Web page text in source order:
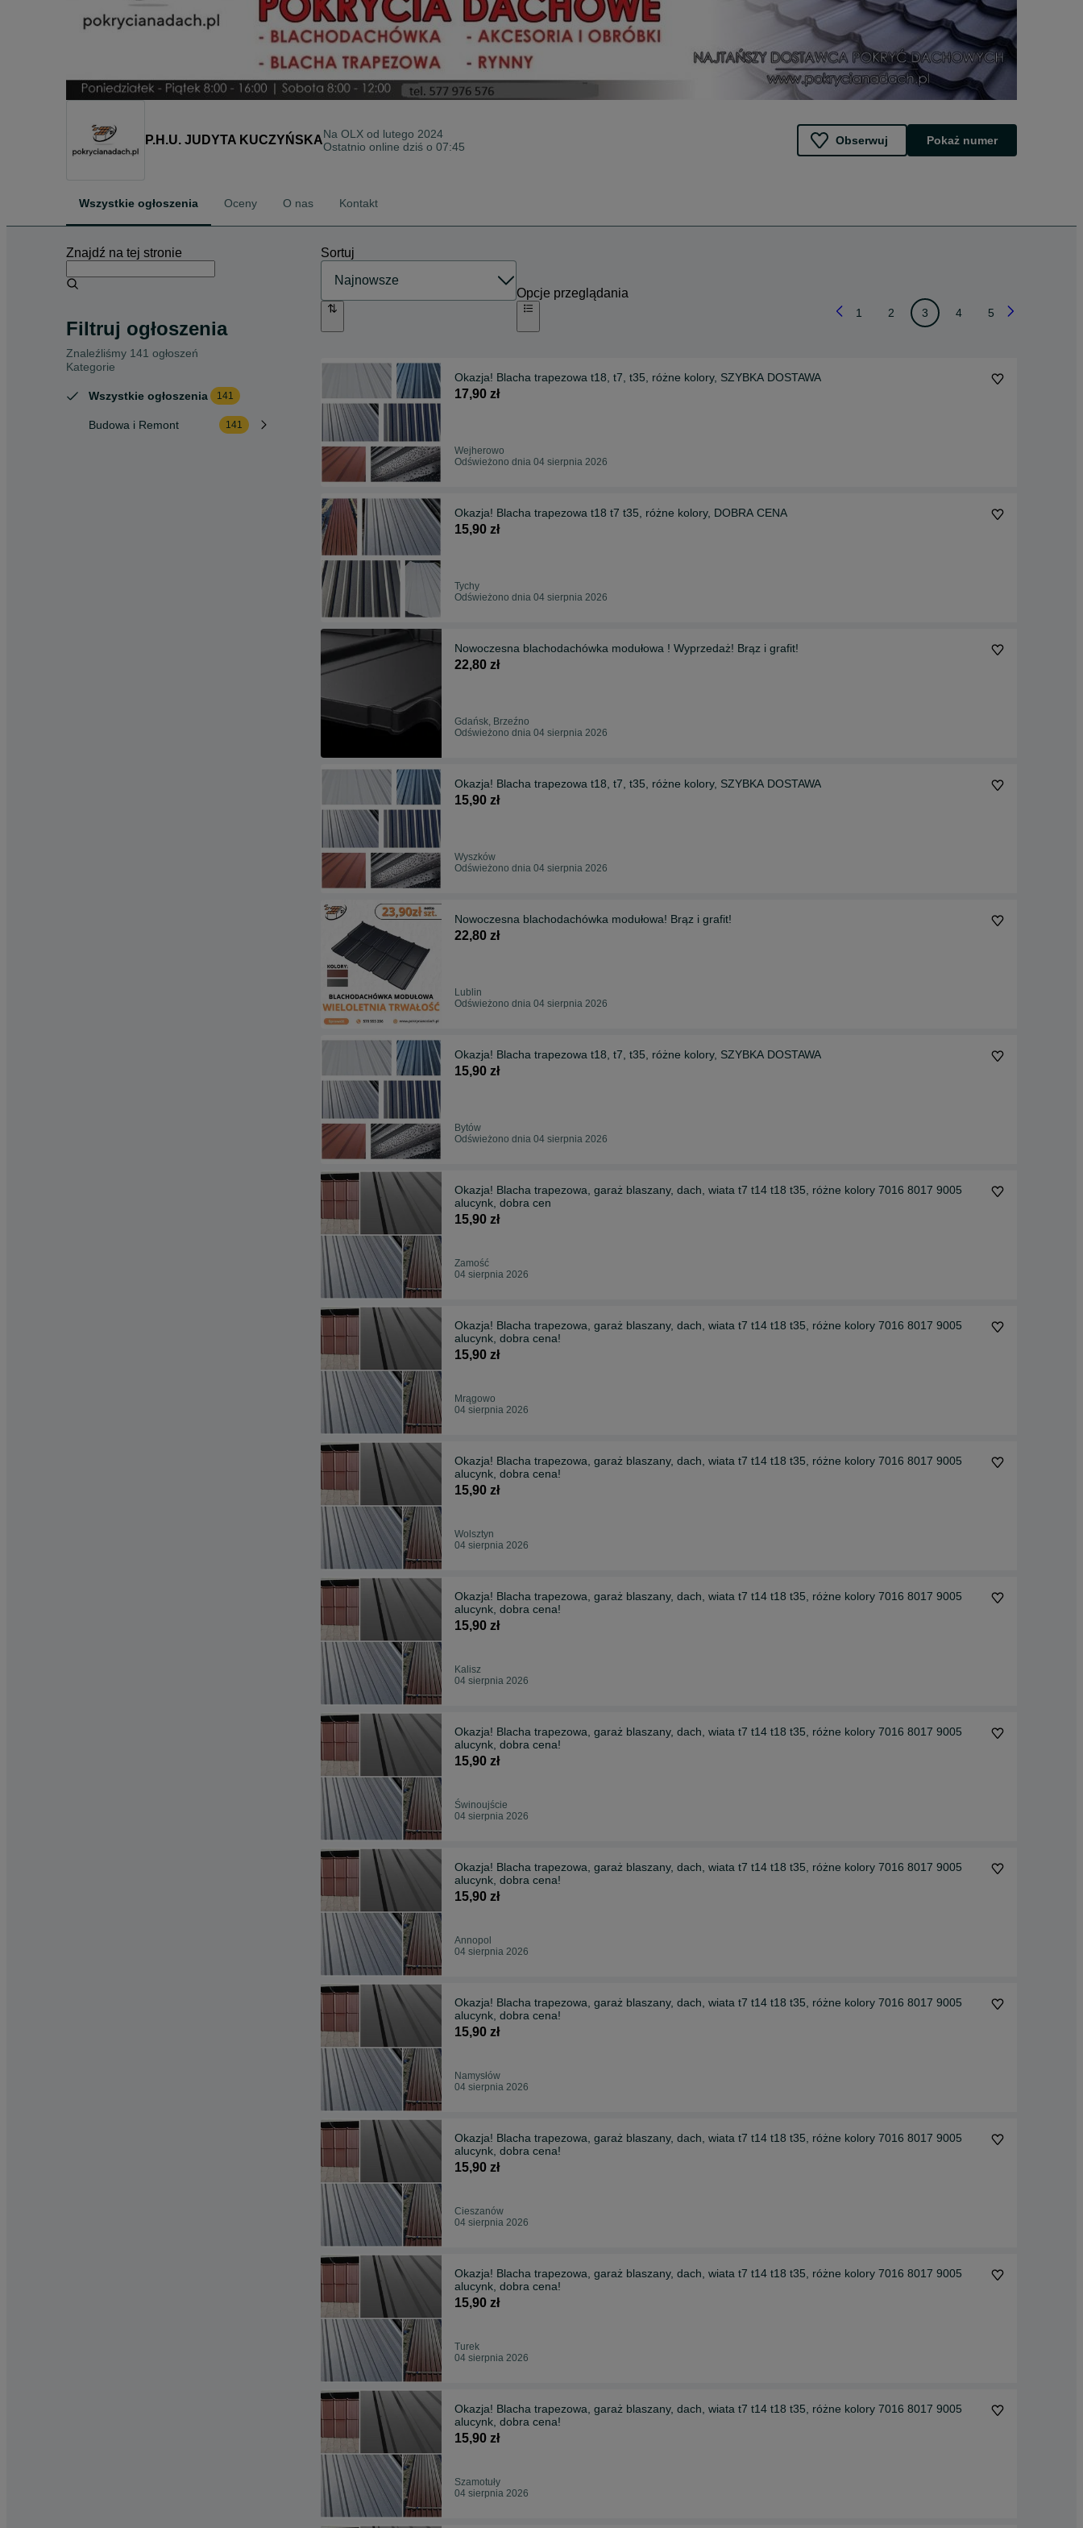
P.H.U. JUDYTA KUCZYŃSKANa OLX od lutego 2024
Ostatnio online dziś o 07:45
Obserwuj Pokaż numer
Wszystkie ogłoszenia Oceny O nas Kontakt
Znajdź na tej stronie
Filtruj ogłoszenia
Znaleźliśmy 141 ogłoszeń
Kategorie
Wszystkie ogłoszenia 141
Budowa i Remont 141
Sortuj
Opcje przeglądania
1 2 3 4 5
Okazja! Blacha trapezowa t18, t7, t35, różne kolory, SZYBKA DOSTAWA
17,90 zł
Wejherowo
Odświeżono dnia 04 sierpnia 2026
Okazja! Blacha trapezowa t18 t7 t35, różne kolory, DOBRA CENA
15,90 zł
Tychy
Odświeżono dnia 04 sierpnia 2026
Nowoczesna blachodachówka modułowa ! Wyprzedaż! Brąz i grafit!
22,80 zł
Gdańsk, Brzeźno
Odświeżono dnia 04 sierpnia 2026
Okazja! Blacha trapezowa t18, t7, t35, różne kolory, SZYBKA DOSTAWA
15,90 zł
Wyszków
Odświeżono dnia 04 sierpnia 2026
Nowoczesna blachodachówka modułowa! Brąz i grafit!
22,80 zł
Lublin
Odświeżono dnia 04 sierpnia 2026
Okazja! Blacha trapezowa t18, t7, t35, różne kolory, SZYBKA DOSTAWA
15,90 zł
Bytów
Odświeżono dnia 04 sierpnia 2026
Okazja! Blacha trapezowa, garaż blaszany, dach, wiata t7 t14 t18 t35, różne kolory 7016 8017 9005
alucynk, dobra cen
15,90 zł
Zamość
04 sierpnia 2026
Okazja! Blacha trapezowa, garaż blaszany, dach, wiata t7 t14 t18 t35, różne kolory 7016 8017 9005
alucynk, dobra cena!
15,90 zł
Mrągowo
04 sierpnia 2026
Okazja! Blacha trapezowa, garaż blaszany, dach, wiata t7 t14 t18 t35, różne kolory 7016 8017 9005
alucynk, dobra cena!
15,90 zł
Wolsztyn
04 sierpnia 2026
Okazja! Blacha trapezowa, garaż blaszany, dach, wiata t7 t14 t18 t35, różne kolory 7016 8017 9005
alucynk, dobra cena!
15,90 zł
Kalisz
04 sierpnia 2026
Okazja! Blacha trapezowa, garaż blaszany, dach, wiata t7 t14 t18 t35, różne kolory 7016 8017 9005
alucynk, dobra cena!
15,90 zł
Świnoujście
04 sierpnia 2026
Okazja! Blacha trapezowa, garaż blaszany, dach, wiata t7 t14 t18 t35, różne kolory 7016 8017 9005
alucynk, dobra cena!
15,90 zł
Annopol
04 sierpnia 2026
Okazja! Blacha trapezowa, garaż blaszany, dach, wiata t7 t14 t18 t35, różne kolory 7016 8017 9005
alucynk, dobra cena!
15,90 zł
Namysłów
04 sierpnia 2026
Okazja! Blacha trapezowa, garaż blaszany, dach, wiata t7 t14 t18 t35, różne kolory 7016 8017 9005
alucynk, dobra cena!
15,90 zł
Cieszanów
04 sierpnia 2026
Okazja! Blacha trapezowa, garaż blaszany, dach, wiata t7 t14 t18 t35, różne kolory 7016 8017 9005
alucynk, dobra cena!
15,90 zł
Turek
04 sierpnia 2026
Okazja! Blacha trapezowa, garaż blaszany, dach, wiata t7 t14 t18 t35, różne kolory 7016 8017 9005
alucynk, dobra cena!
15,90 zł
Szamotuły
04 sierpnia 2026